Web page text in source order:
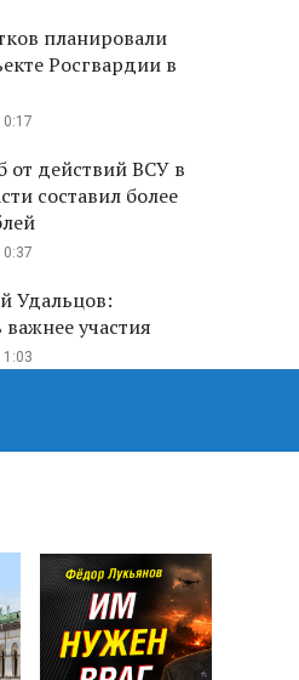
планировали
Росгвардии в
действий ВСУ в
составил более
Удальцов:
важнее участия